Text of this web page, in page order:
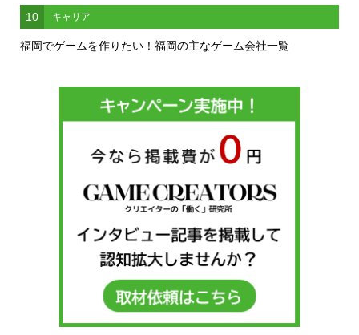
10 キャリア
福岡でゲームを作りたい！福岡の主なゲーム会社一覧